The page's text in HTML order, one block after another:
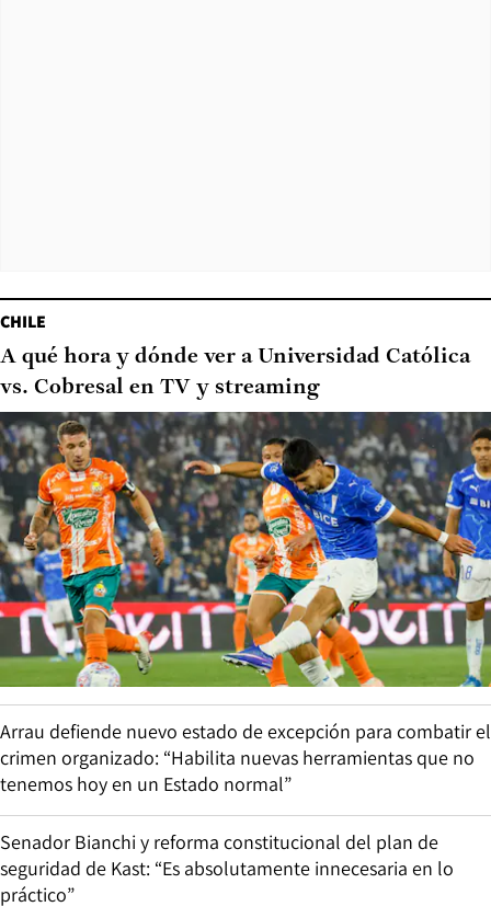
CHILE
A qué hora y dónde ver a Universidad Católica
vs. Cobresal en TV y streaming
Arrau defiende nuevo estado de excepción para combatir el
crimen organizado: “Habilita nuevas herramientas que no
tenemos hoy en un Estado normal”
Senador Bianchi y reforma constitucional del plan de
seguridad de Kast: “Es absolutamente innecesaria en lo
práctico”